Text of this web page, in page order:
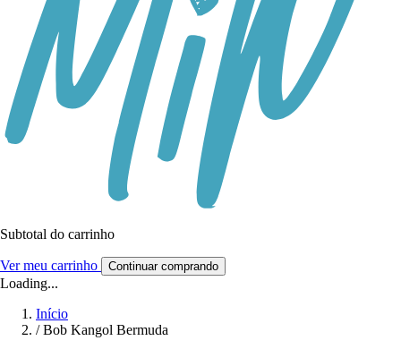
Subtotal do carrinho
Ver meu carrinho Continuar comprando
Loading...
Início
/ Bob Kangol Bermuda